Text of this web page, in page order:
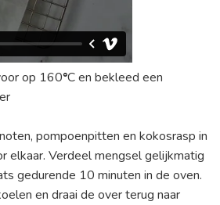
op 160°C en bekleed een
pompoenpitten en kokosrasp in
elkaar. Verdeel mengsel gelijkmatig
gedurende 10 minuten in de oven.
en draai de over terug naar